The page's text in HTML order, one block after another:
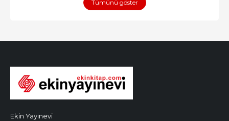
Tümünü göster
Ekin Yayınevi